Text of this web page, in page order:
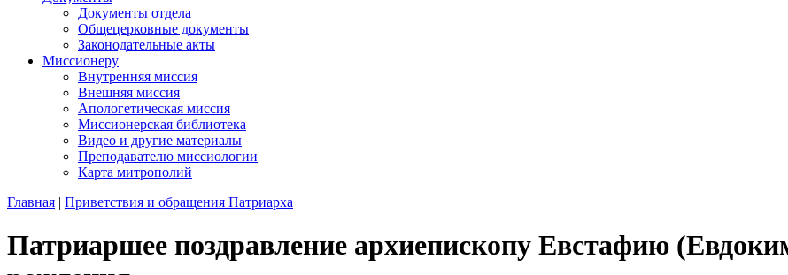
Документы отдела
Общецерковные документы
Законодательные акты
Миссионеру
Внутренняя миссия
Внешняя миссия
Апологетическая миссия
Миссионерская библиотека
Видео и другие материалы
Преподавателю миссиологии
Карта митрополий
Главная | Приветствия и обращения Патриарха
Патриаршее поздравление архиепископу Евстафию